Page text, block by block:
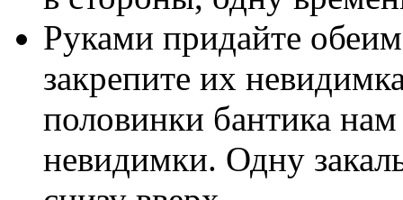
Руками придайте
закрепите их
половинки бантика
невидимки. Одну